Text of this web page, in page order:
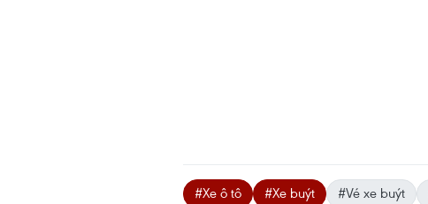
#Xe ô tô #Xe buýt #Vé xe buýt